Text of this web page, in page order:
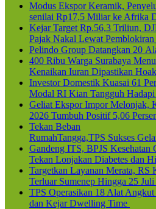
Modus Ekspor Keramik,
senilai Rp17,5 Miliar ke Afrika
Kejar Target Rp.56,3 Triliun,
Pajak Nakal Lewat
Pelindo Group Datangkan 20
400 Ribu Warga Surabaya
Kenaikan Iuran Dipastikan
Investor Domestik Kuasai 61
Modal RI Kian Tangguh
Geliat Ekspor Impor Melonjak,
2026 Tumbuh Positif 5,06
Tekan Beban
RumahTangga,TPS Sukses
Gandeng ITS, BPJS
Tekan Lonjakan Diabetes dan
Targetkan Layanan Merata, RS
Terluar Sumenep Hingga 25 Juli
TPS Operasikan 18 Alat
dan Kejar Dwelling Time